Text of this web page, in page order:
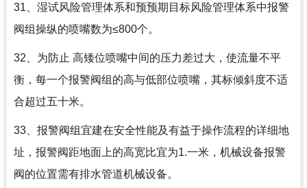
31、湿试风险管理体系和预预期目标风险管理体系中报警
阀组操纵的喷嘴数为≤800个。
32、为防止 高矮位喷嘴中间的压力差过大，使流量不平
衡，每一个报警阀组的高与低部位喷嘴，其标倾斜度不适
合超过五十米。
33、报警阀组宜建在安全性能及有益于操作流程的详细地
址，报警阀距地面上的高宽比宜为1.一米，机械设备报警
阀的位置需有排水管道机械设备。